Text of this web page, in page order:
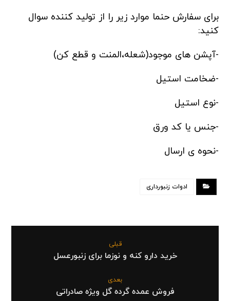
برای سفارش حنما موارد زیر را از تولید کننده سوال
کنید:
-آپشن های موجود(شعله،المنت و قطع کن)
-ضخامت استیل
-نوع استیل
-جنس یا کد ورق
-نحوه ی ارسال
ادوات زنبورداری
قبلی
خرید دارو کنه و نوزما برای زنبورعسل
بعدی
فروش عمده گرده گل ویژه صادراتی